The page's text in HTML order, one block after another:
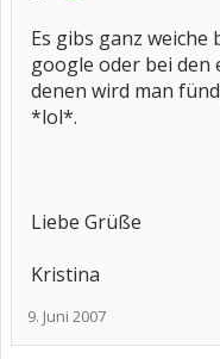
Es gibs ganz weiche
google oder bei den
denen wird man
*lol*.
Liebe Grüße
Kristina
9. Juni 2007